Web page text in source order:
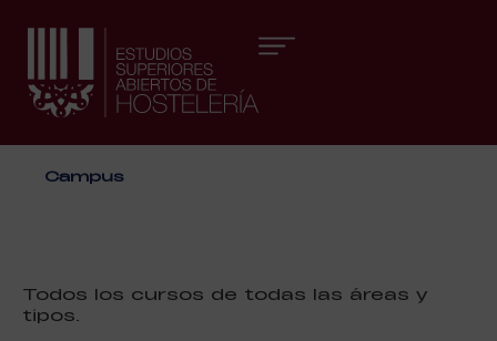
Campus
Todos los cursos de todas las áreas y
tipos.